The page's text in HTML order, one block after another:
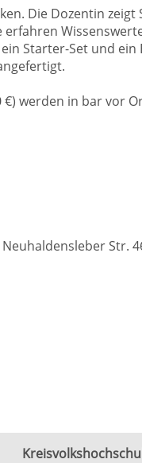
Die Dozentin
Starter-Set und
werden in bar vor
Str.